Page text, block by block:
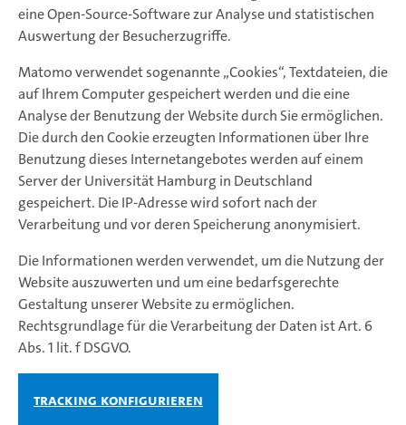
eine Open-Source-Software zur Analyse und statistischen
Auswertung der Besucherzugriffe.
Matomo verwendet sogenannte „Cookies“, Textdateien, die
auf Ihrem Computer gespeichert werden und die eine
Analyse der Benutzung der Website durch Sie ermöglichen.
Die durch den Cookie erzeugten Informationen über Ihre
Benutzung dieses Internetangebotes werden auf einem
Server der Universität Hamburg in Deutschland
gespeichert. Die IP-Adresse wird sofort nach der
Verarbeitung und vor deren Speicherung anonymisiert.
Die Informationen werden verwendet, um die Nutzung der
Website auszuwerten und um eine bedarfsgerechte
Gestaltung unserer Website zu ermöglichen.
Rechtsgrundlage für die Verarbeitung der Daten ist Art. 6
Abs. 1 lit. f DSGVO.
Tracking konfigurieren